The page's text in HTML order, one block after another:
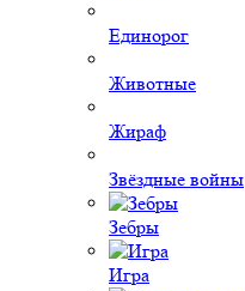
Единорог
Животные
Жираф
Звёздные войны
Зебры
Игра